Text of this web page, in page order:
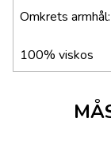
Omkrets
100% viskos